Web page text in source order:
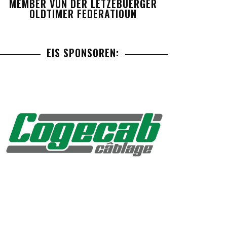
MEMBER VUN DER LETZEBUERGER
OLDTIMER FEDERATIOUN
EIS SPONSOREN: